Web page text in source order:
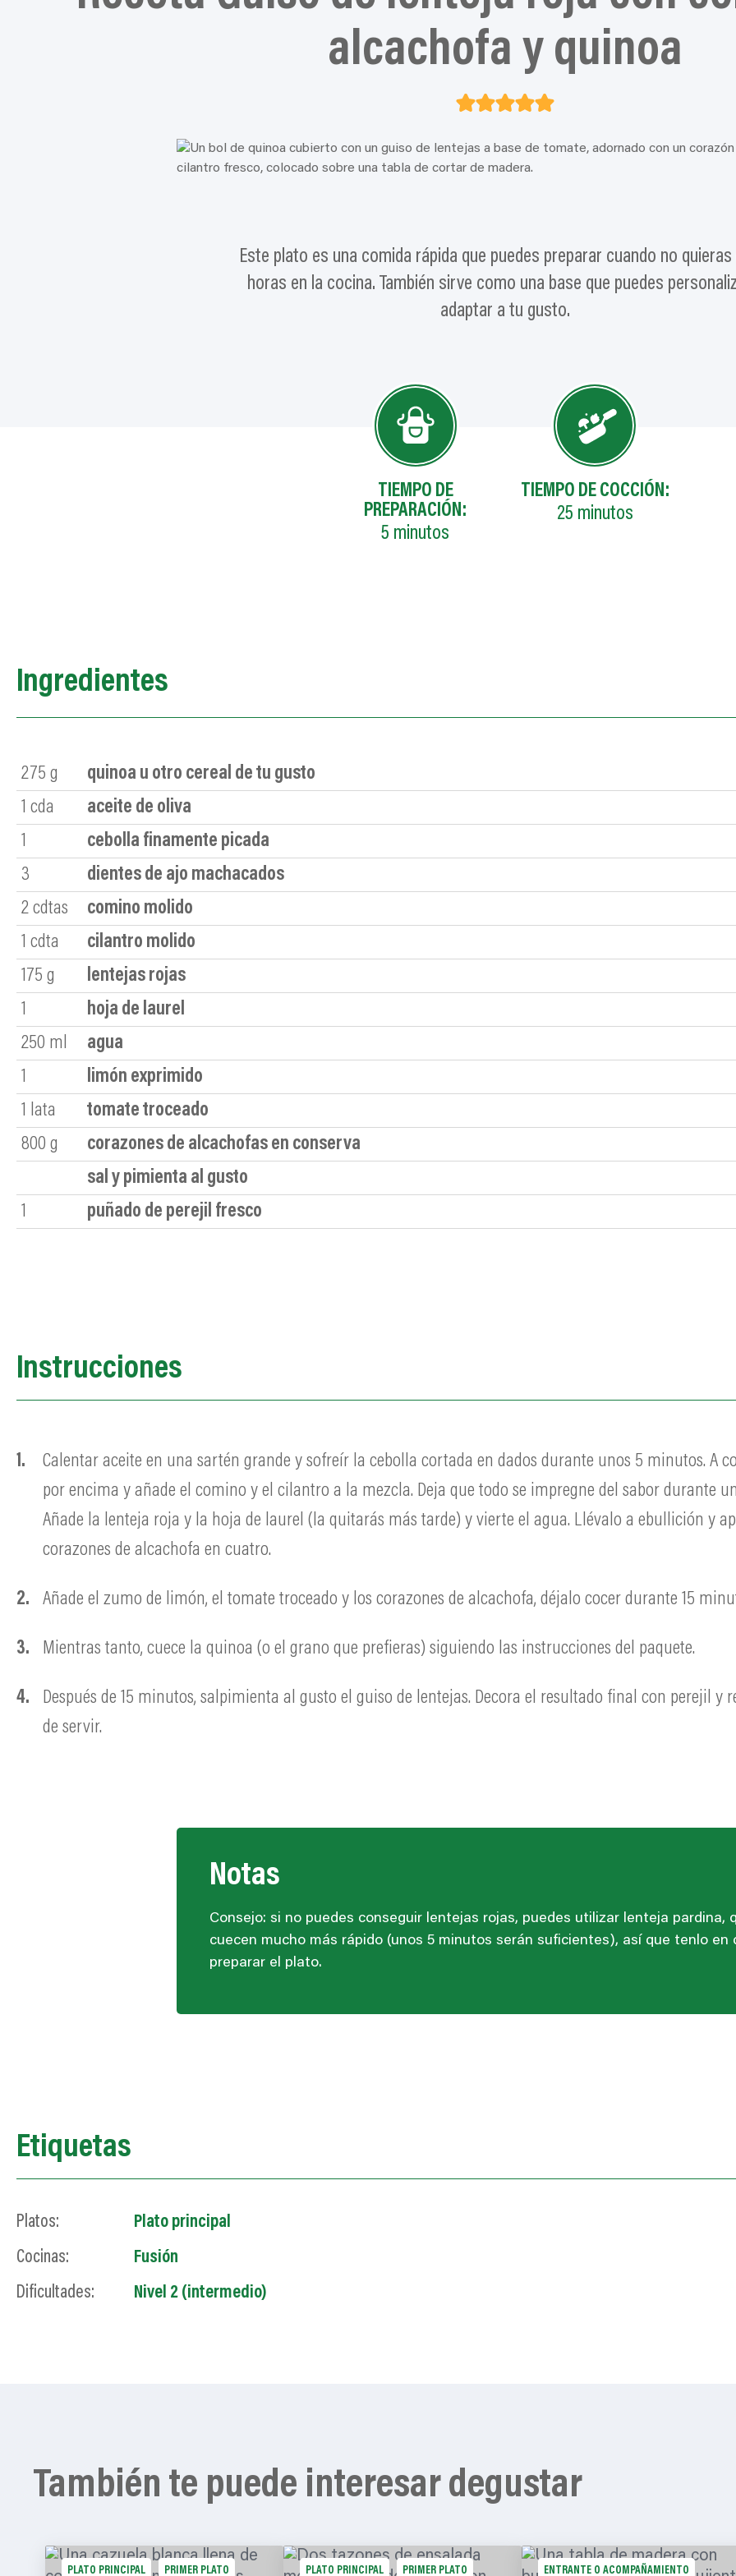
alcachofa y quinoa
Este plato es una comida rápida que puedes preparar cuando no
horas en la cocina. También sirve como una base que puedes
adaptar a tu gusto.
TIEMPO DE
PREPARACIÓN:
5 minutos
TIEMPO DE COCCIÓN:
25 minutos
Ingredientes
275 g
quinoa u otro cereal de tu gusto
1 cda
aceite de oliva
1
cebolla finamente picada
3
dientes de ajo machacados
2 cdtas
comino molido
1 cdta
cilantro molido
175 g
lentejas rojas
1
hoja de laurel
250 ml
agua
1
limón exprimido
1 lata
tomate troceado
800 g
corazones de alcachofas en conserva
sal y pimienta al gusto
1
puñado de perejil fresco
Instrucciones
Calentar aceite en una sartén grande y sofreír la cebolla cortada en dados durante unos 5 minutos. A
por encima y añade el comino y el cilantro a la mezcla. Deja que todo se impregne del sabor durante
Añade la lenteja roja y la hoja de laurel (la quitarás más tarde) y vierte el agua. Llévalo a ebullición y
corazones de alcachofa en cuatro.
Añade el zumo de limón, el tomate troceado y los corazones de alcachofa, déjalo cocer durante 15
Mientras tanto, cuece la quinoa (o el grano que prefieras) siguiendo las instrucciones del paquete.
Después de 15 minutos, salpimienta al gusto el guiso de lentejas. Decora el resultado final con perejil
de servir.
Notas
Consejo: si no puedes conseguir lentejas rojas, puedes utilizar lenteja pardina,
cuecen mucho más rápido (unos 5 minutos serán suficientes), así que tenlo en
preparar el plato.
Etiquetas
Platos:
Plato principal
Cocinas:
Fusión
Dificultades:
Nivel 2 (intermedio)
También te puede interesar degustar
PLATO PRINCIPAL PRIMER PLATO PLATO PRINCIPAL PRIMER PLATO ENTRANTE O ACOMPAÑAMIENTO